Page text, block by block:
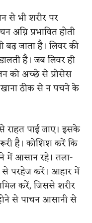
से भी शरीर पर
अग्नि प्रभावित होती
बढ़ जाता है। लिवर की
है। जब लिवर ही
को अच्छे से प्रोसेस
ठीक से न पचने के
पाई जाए। इसके
है। कोशिश करें कि
में आसान रहे। तला-
से परहेज करें। आहार में
करें, जिससे शरीर
से पाचन आसानी से